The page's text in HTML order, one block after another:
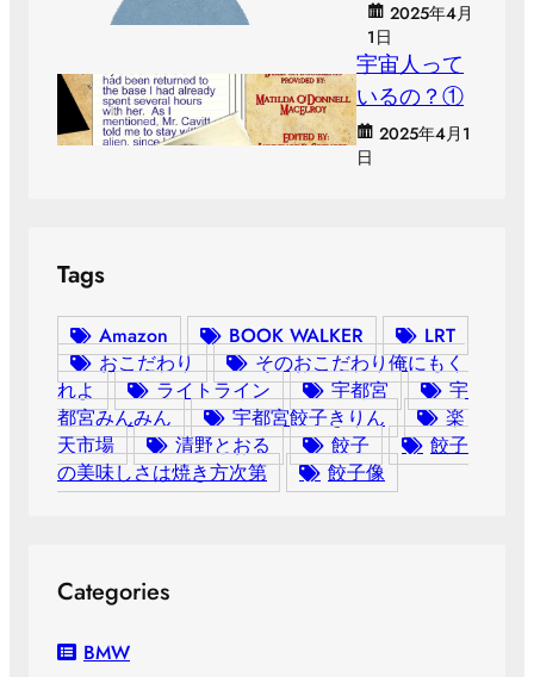
2025年4月
1日
宇宙人って
いるの？①
2025年4月1
日
Tags
Amazon BOOK WALKER
LRT
おこだわり
そのおこだわり俺にもく
れよ
ライトライン 宇都宮
宇
都宮みんみん
宇都宮餃子きりん
楽
天市場
清野とおる 餃子
餃子
の美味しさは焼き方次第
餃子像
Categories
BMW